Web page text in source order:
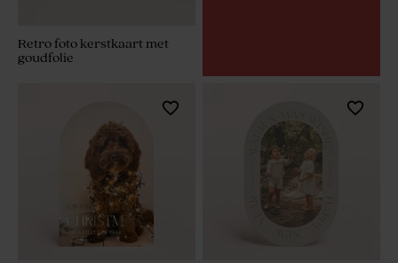
Retro foto kerstkaart met
goudfolie